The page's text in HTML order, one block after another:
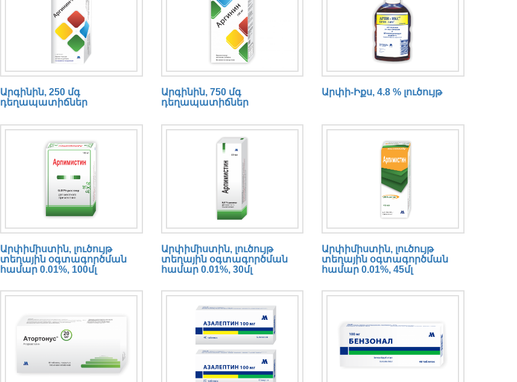
Արգինին, 250 մգ
դեղապատիճներ
Արգինին, 750 մգ
դեղապատիճներ
Արփի-Իքս, 4.8 % լուծույթ
Արփիմիստին, լուծույթ
տեղային օգտագործման
համար 0.01%, 100մլ
Արփիմիստին, լուծույթ
տեղային օգտագործման
համար 0.01%, 30մլ
Արփիմիստին, լուծույթ
տեղային օգտագործման
համար 0.01%, 45մլ